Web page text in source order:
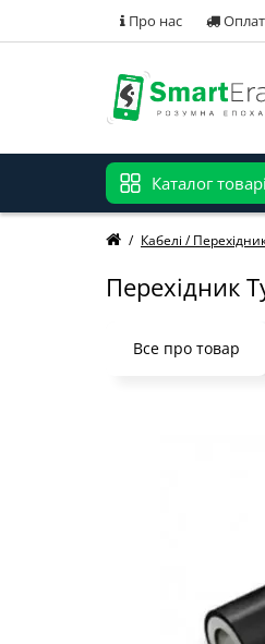
Про нас
Каталог
Кабелі /
Перехідник
Все про товар